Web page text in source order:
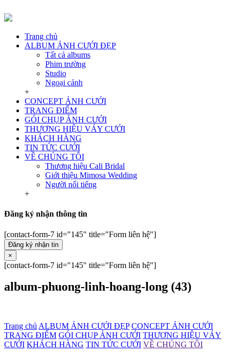
Trang chủ
ALBUM ẢNH CƯỚI ĐẸP
Tất cả albums
Phim trường
Studio
Ngoại cảnh
+
CONCEPT ẢNH CƯỚI
TRANG ĐIỂM
GÓI CHỤP ẢNH CƯỚI
THƯƠNG HIỆU VÁY CƯỚI
KHÁCH HÀNG
TIN TỨC CƯỚI
VỀ CHÚNG TÔI
Thương hiệu Cali Bridal
Giới thiệu Mimosa Wedding
Người nổi tiếng
+
Đăng ký nhận thông tin
[contact-form-7 id="145" title="Form liên hệ"]
Đăng ký nhận tin
×
[contact-form-7 id="145" title="Form liên hệ"]
album-phuong-linh-hoang-long (43)
Trang chủ ALBUM ẢNH CƯỚI ĐẸP CONCEPT ẢNH CƯỚI
TRANG ĐIỂM GÓI CHỤP ẢNH CƯỚI THƯƠNG HIỆU VÁY
CƯỚI KHÁCH HÀNG TIN TỨC CƯỚI VỀ CHÚNG TÔI